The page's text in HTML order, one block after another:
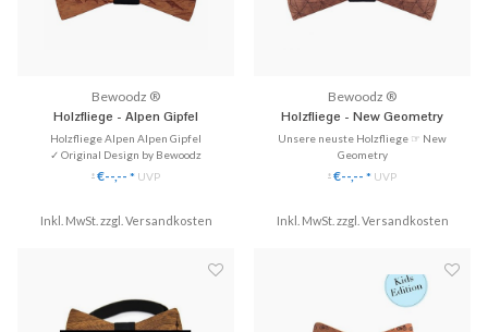
Bewoodz ®
Holzfliege - Alpen Gipfel
Holzfliege Alpen Alpen Gipfel
✓ Original Design by Bewoodz
✓ Mit Liebe handgefertigt!
✓ Mittelband in schwarz oder blau
*€--,-- * UVP
Inkl. MwSt. zzgl. Versandkosten
Bewoodz ®
Holzfliege - New Geometry
Unsere neuste Holzfliege ☞ New
Geometry
✓ Einzigartige Holz-Fliege
✓ Handgefertigt aus Echtholz
*€--,-- * UVP
Inkl. MwSt. zzgl. Versandkosten